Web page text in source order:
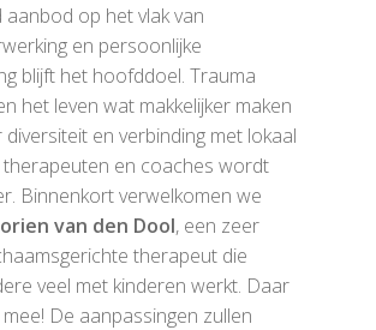
aanbod op het vlak van
en persoonlijke
blijft het hoofddoel. Trauma
het leven wat makkelijker maken
en verbinding met lokaal
en coaches wordt
Binnenkort verwelkomen we
van den Dool, een zeer
therapeut die
veel met kinderen werkt. Daar
De aanpassingen zullen